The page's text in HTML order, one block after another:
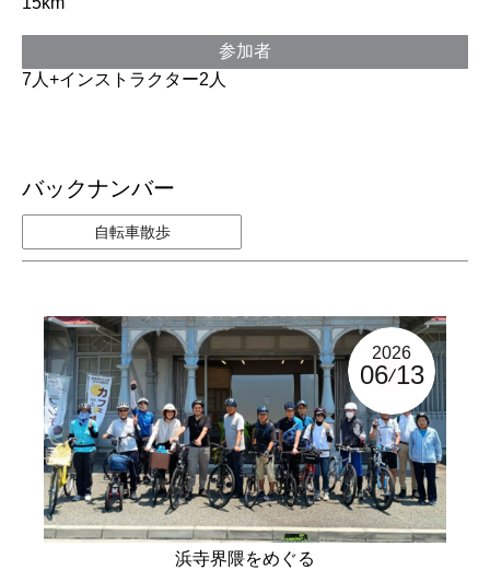
参加者
7人+インストラクター2人
バックナンバー
自転車散歩
2026
06 13
浜寺界隈をめぐる